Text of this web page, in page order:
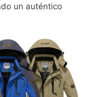
un auténtico